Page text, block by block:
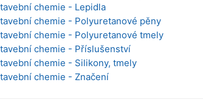
chemie - Lepidla
chemie - Polyuretanové pěny
chemie - Polyuretanové tmely
chemie - Příslušenství
chemie - Silikony, tmely
chemie - Značení